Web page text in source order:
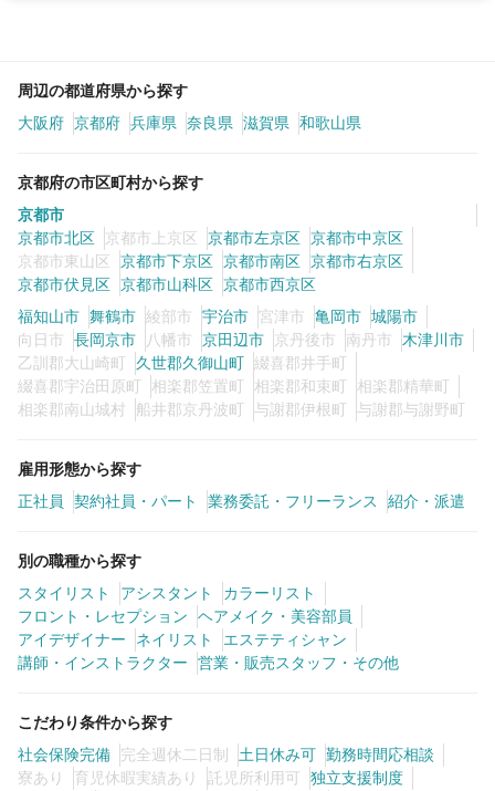
周辺の都道府県から探す
大阪府 京都府 兵庫県 奈良県 滋賀県 和歌山県
京都府の市区町村から探す
京都市
京都市北区
京都市上京区 京都市左京区 京都市中京区
京都市東山区
京都市下京区 京都市南区 京都市右京区
京都市伏見区 京都市山科区 京都市西京区
福知山市 舞鶴市 綾部市 宇治市 宮津市 亀岡市 城陽市
向日市
長岡京市 八幡市 京田辺市 京丹後市 南丹市
木津川市
乙訓郡大山崎町
久世郡久御山町 綴喜郡井手町
綴喜郡宇治田原町
相楽郡笠置町 相楽郡和束町
相楽郡精華町
相楽郡南山城村
船井郡京丹波町 与謝郡伊根町 与謝郡与謝野町
雇用形態から探す
正社員
契約社員・パート 業務委託・フリーランス 紹介・派遣
別の職種から探す
スタイリスト
アシスタント
カラーリスト
フロント・レセプション
ヘアメイク・美容部員
アイデザイナー
ネイリスト
エステティシャン
講師・インストラクター
営業・販売スタッフ・その他
こだわり条件から探す
社会保険完備
完全週休二日制 土日休み可 勤務時間応相談
寮あり
育児休暇実績あり 託児所利用可
独立支援制度